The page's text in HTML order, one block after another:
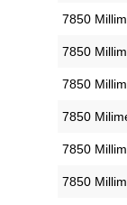
‎7850
‎7850
‎7850
‎7850
‎7850
‎7850